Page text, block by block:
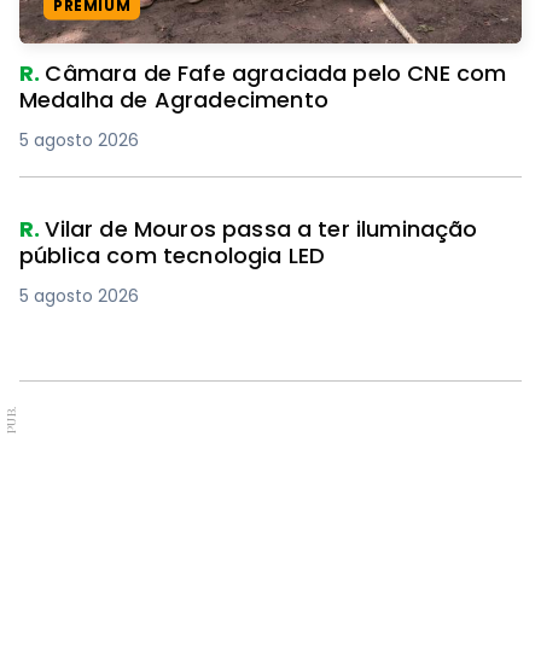
PREMIUM
R. Câmara de Fafe agraciada pelo CNE com
Medalha de Agradecimento
5 agosto 2026
R.Vilar de Mouros passa a ter iluminação
pública com tecnologia LED
5 agosto 2026
PUB.